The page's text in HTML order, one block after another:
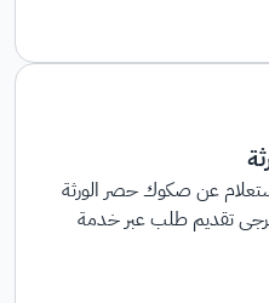
للمستفيد الاستعلام عن صكوك حصر الورثة
تقديم طلب عبر خدمة